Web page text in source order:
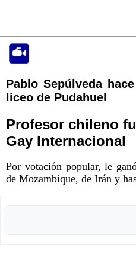
Pablo Sepúlveda
liceo de Pudahuel
Profesor chileno
Gay Internacional
Por votación popular, le
de Mozambique, de Irán y